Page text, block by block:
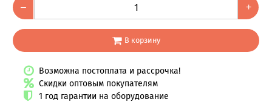
– +
В корзину
Возможна постоплата и рассрочка!
Скидки оптовым покупателям
1 год гарантии на оборудование